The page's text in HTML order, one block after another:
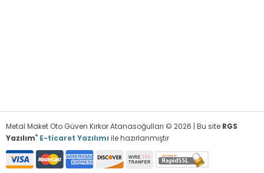
Metal Maket Oto Güven Kirkor Atanasoğulları © 2026 | Bu site RGS
Yazılım® E-ticaret Yazılımı ile hazırlanmıştır